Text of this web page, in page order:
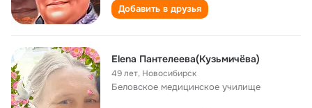
Добавить в друзья
Elena Пантелеева(Кузьмичёва)
49 лет, Новосибирск
Беловское медицинское училище